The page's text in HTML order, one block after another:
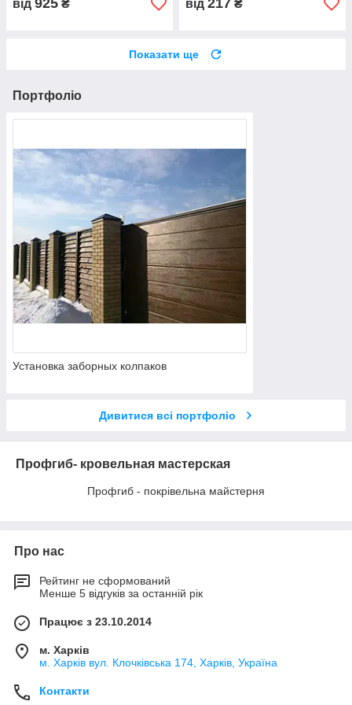
від 925 ₴ від 217 ₴
Показати ще
Портфоліо
Установка заборных колпаков
Дивитися всі портфоліо
Профгиб- кровельная мастерская
Профгиб - покрівельна майстерня
Про нас
Рейтинг не сформований
Менше 5 відгуків за останній рік
Працює з 23.10.2014
м. Харків
м. Харків вул. Клочківська 174, Харків, Україна
Контакти